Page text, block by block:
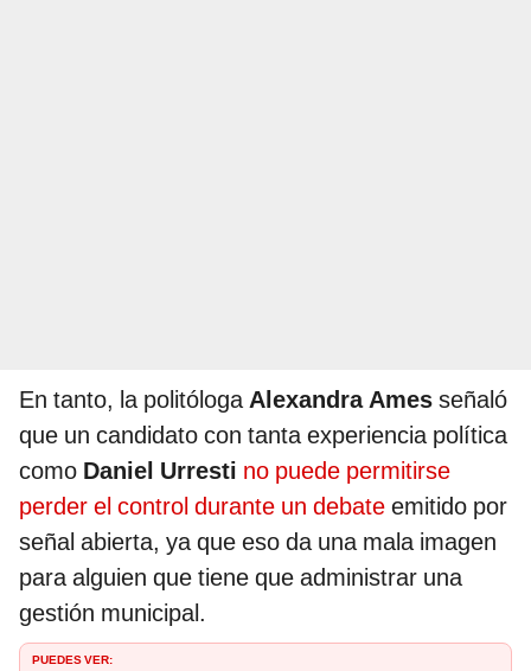
En tanto, la politólogaAlexandra Ames señaló
que un candidato con tanta experiencia política
como Daniel Urresti no puede permitirse
perder el control durante un debate emitido por
señal abierta, ya que eso da una mala imagen
para alguien que tiene que administrar una
gestión municipal.
PUEDES VER: